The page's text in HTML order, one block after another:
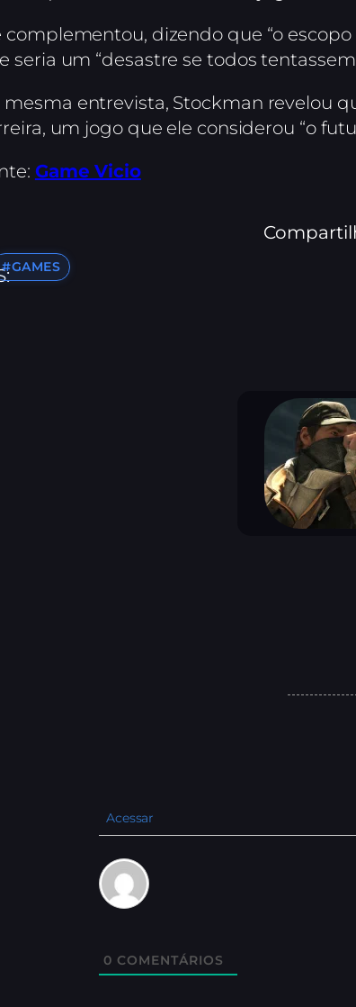
complementou, dizendo que “o
seria um “desastre se todos
mesma entrevista, Stockman revelou
um jogo que ele considerou “o
Game Vicio
#GAMES
Acessar
0 COMENTÁRIOS